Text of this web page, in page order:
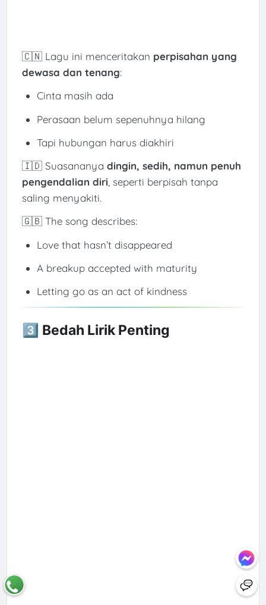
🇨🇳 Lagu ini menceritakan perpisahan yang
dewasa dan tenang:
Cinta masih ada
Perasaan belum sepenuhnya hilang
Tapi hubungan harus diakhiri
🇮🇩 Suasananya dingin, sedih, namun penuh
pengendalian diri , seperti berpisah tanpa
saling menyakiti.
🇬🇧 The song describes:
Love that hasn’t disappeared
A breakup accepted with maturity
Letting go as an act of kindness
3️⃣ Bedah Lirik Penting